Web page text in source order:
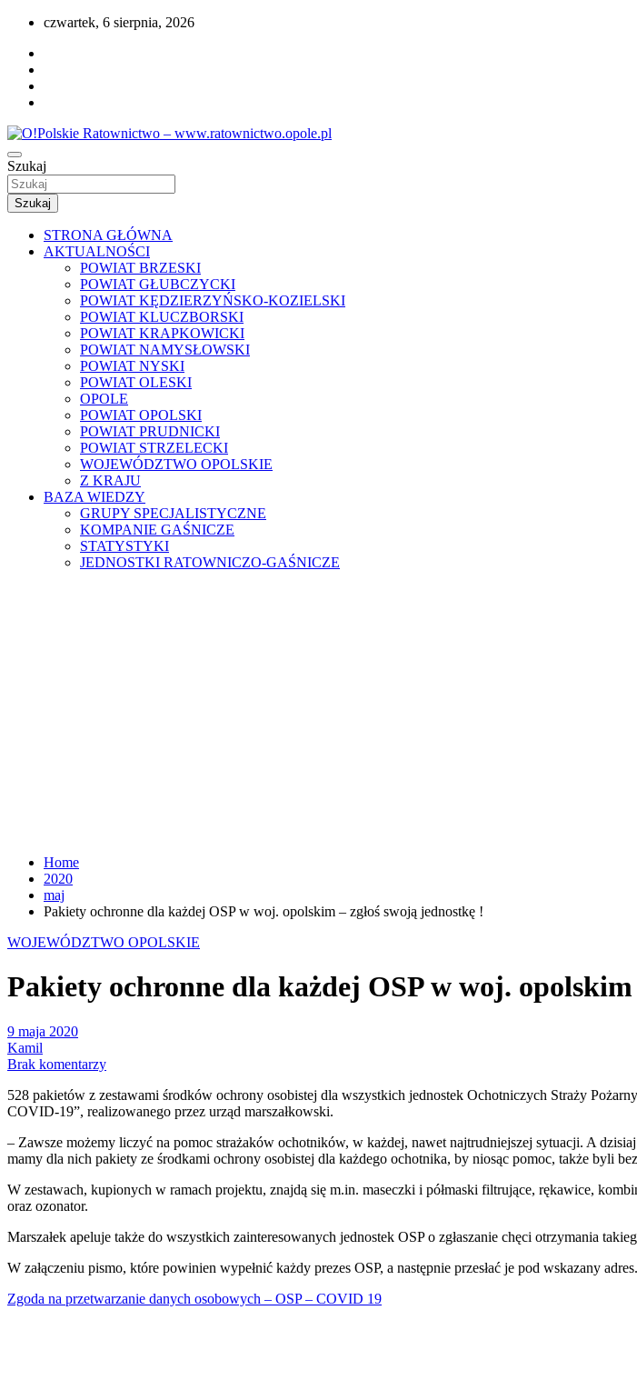
Przejdź
treści
czwartek, 6 sierpnia, 2026
O!Polskie Ratownictwo – www.ratownictwo.opole.pl
Portal opolskiego i polskiego ratownictwa.
Szukaj
Szukaj
STRONA GŁÓWNA
AKTUALNOŚCI
POWIAT BRZESKI
POWIAT GŁUBCZYCKI
POWIAT KĘDZIERZYŃSKO-KOZIELSKI
POWIAT KLUCZBORSKI
POWIAT KRAPKOWICKI
POWIAT NAMYSŁOWSKI
POWIAT NYSKI
POWIAT OLESKI
OPOLE
POWIAT OPOLSKI
POWIAT PRUDNICKI
POWIAT STRZELECKI
WOJEWÓDZTWO OPOLSKIE
Z KRAJU
BAZA WIEDZY
GRUPY SPECJALISTYCZNE
KOMPANIE GAŚNICZE
STATYSTYKI
JEDNOSTKI RATOWNICZO-GAŚNICZE
Home
2020
maj
Pakiety ochronne dla każdej OSP w woj. opolskim – zgłoś swoją jednostkę !
WOJEWÓDZTWO OPOLSKIE
Pakiety ochronne dla każdej OSP w woj. opolskim
9 maja 2020
Kamil
Brak komentarzy
528 pakietów z zestawami środków ochrony osobistej dla wszystkich jednostek Ochotniczych Straży
COVID-19”, realizowanego przez urząd marszałkowski.
– Zawsze możemy liczyć na pomoc strażaków ochotników, w każdej, nawet najtrudniejszej sytuacji. A
mamy dla nich pakiety ze środkami ochrony osobistej dla każdego ochotnika, by niosąc pomoc, także byli
W zestawach, kupionych w ramach projektu, znajdą się m.in. maseczki i półmaski filtrujące, rękawice,
oraz ozonator.
Marszałek apeluje także do wszystkich zainteresowanych jednostek OSP o zgłaszanie chęci otrzymania
W załączeniu pismo, które powinien wypełnić każdy prezes OSP, a następnie przesłać je pod wskazany adres.
Zgoda na przetwarzanie danych osobowych – OSP – COVID 19